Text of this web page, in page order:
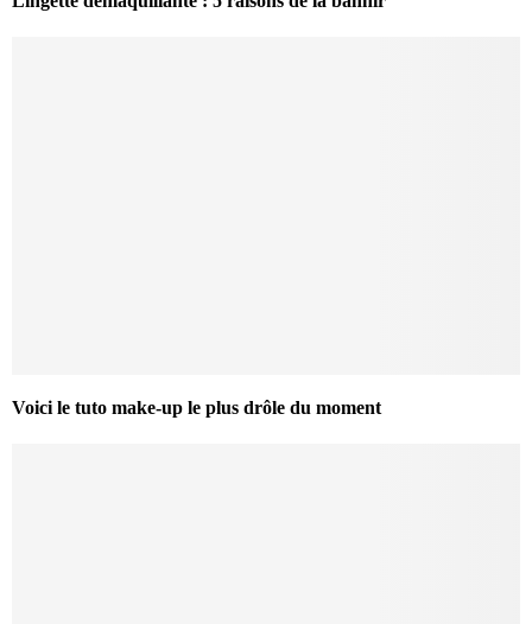
Voici le tuto make-up le plus drôle du moment